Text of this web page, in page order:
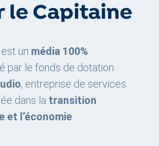
le Capitaine
un média 100%
par le fonds de dotation
, entreprise de services
dans la transition
et l’économie